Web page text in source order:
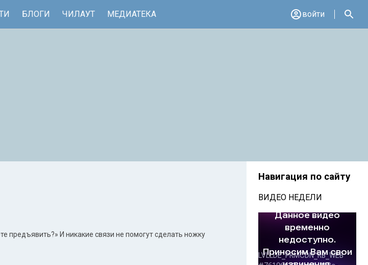
БЛОГИ ЧИЛАУТ МЕДИАТЕКА войти
предъявить?» И никакие связи не помогут сделать ножку
Навигация по сайту
ВИДЕО НЕДЕЛИ